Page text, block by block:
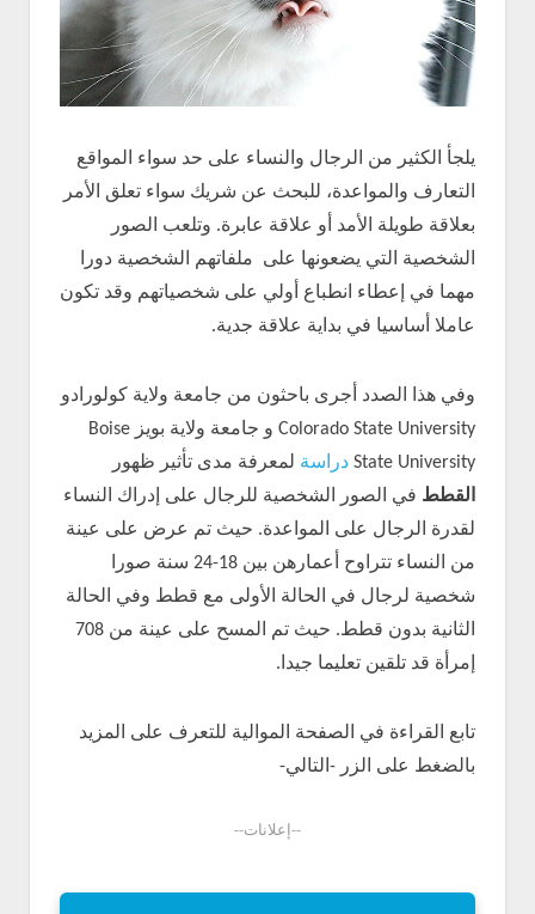
يلجأ الكثير من الرجال والنساء على حد سواء المواقع
التعارف والمواعدة، للبحث عن شريك سواء تعلق الأمر
بعلاقة طويلة الأمد أو علاقة عابرة. وتلعب الصور
الشخصية التي يضعونها على ملفاتهم الشخصية دورا
مهما في إعطاء انطباع أولي على شخصياتهم وقد تكون
عاملا أساسيا في بداية علاقة جدية.
وفي هذا الصدد أجرى باحثون من جامعة ولاية كولورادو
Colorado State University و جامعة ولاية بويز Boise
State University دراسة لمعرفة مدى تأثير ظهور
القطط في الصور الشخصية للرجال على إدراك النساء
لقدرة الرجال على المواعدة. حيث تم عرض على عينة
من النساء تتراوح أعمارهن بين 18-24 سنة صورا
شخصية لرجال في الحالة الأولى مع قطط وفي الحالة
الثانية بدون قطط. حيث تم المسح على عينة من 708
إمرأة قد تلقين تعليما جيدا.
تابع القراءة في الصفحة الموالية للتعرف على المزيد
بالضغط على الزر -التالي-
--إعلانات--